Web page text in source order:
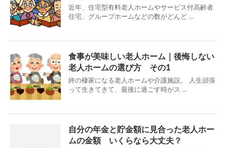
近年、住宅型有料老人ホームやサービス付高齢者
住宅、グループホームなどの数がどんど ...
食事が美味しい老人ホーム｜後悔しない
老人ホームの選び方 その1
終の棲家になる老人ホームや介護施設。 人生頑張
って生きてきて、最後に過ごす時がス ...
自分の年金と貯金額に見合った老人ホー
ムの金額 いくらなら大丈夫？